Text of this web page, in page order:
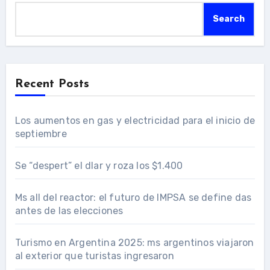
Search
Recent Posts
Los aumentos en gas y electricidad para el inicio de
septiembre
Se “despert” el dlar y roza los $1.400
Ms all del reactor: el futuro de IMPSA se define das
antes de las elecciones
Turismo en Argentina 2025: ms argentinos viajaron
al exterior que turistas ingresaron